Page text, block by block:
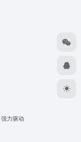
强力驱动